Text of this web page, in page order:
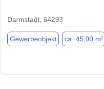
Darmstadt, 64293
Gewerbeobjekt ca. 45,00 m²